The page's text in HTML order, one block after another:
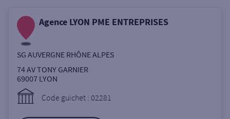
Sélectionnez votre recherche
Ouverte le samedi
Agence LYON PME ENTREPRISES
SG AUVERGNE RHÔNE ALPES
74 AV TONY GARNIER
69007 LYON
Code guichet : 02281